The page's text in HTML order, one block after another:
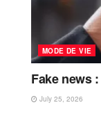
MODE DE VIE
Fake news
July 25, 2026